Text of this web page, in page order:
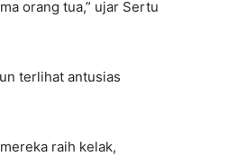
orang tua,” ujar Sertu
terlihat antusias
raih kelak,